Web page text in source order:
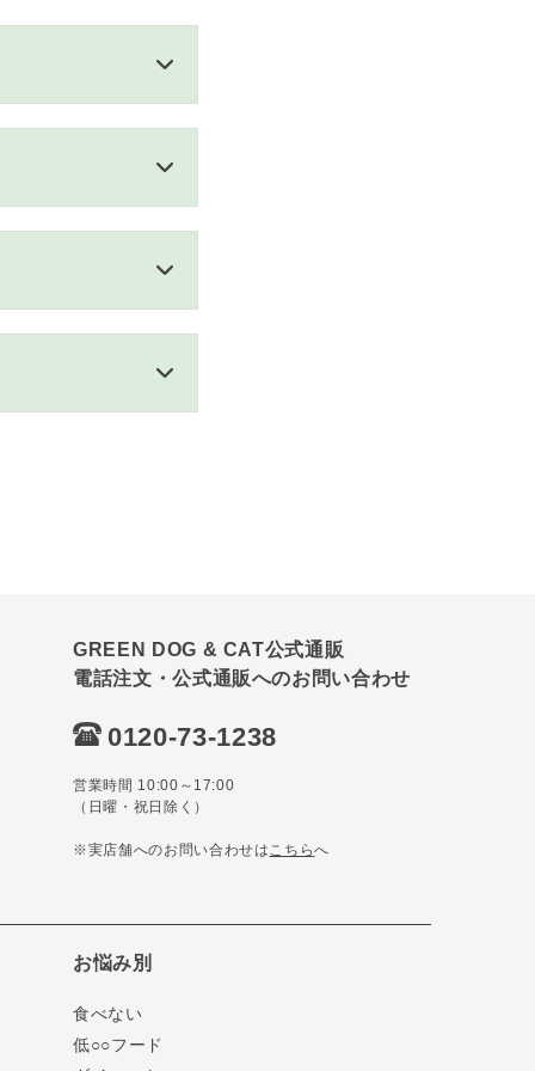
GREEN DOG & CAT公式通販
電話注文・公式通販へのお問い合わせ
0120-73-1238
営業時間 10:00～17:00
（日曜・祝日除く）
※実店舗へのお問い合わせはこちらへ
お悩み別
食べない
低○○フード